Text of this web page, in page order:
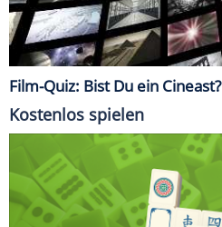
Film-Quiz: Bist Du ein Cineast?
Kostenlos spielen